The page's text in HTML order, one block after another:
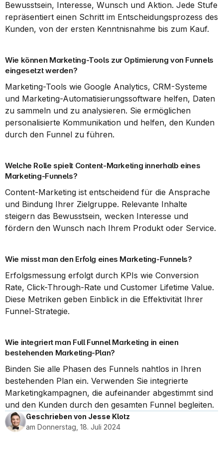
Bewusstsein, Interesse, Wunsch und Aktion. Jede Stufe
repräsentiert einen Schritt im Entscheidungsprozess des
Kunden, von der ersten Kenntnisnahme bis zum Kauf.
Wie können Marketing-Tools zur Optimierung von Funnels
eingesetzt werden?
Marketing-Tools wie Google Analytics, CRM-Systeme
und Marketing-Automatisierungssoftware helfen, Daten
zu sammeln und zu analysieren. Sie ermöglichen
personalisierte Kommunikation und helfen, den Kunden
durch den Funnel zu führen.
Welche Rolle spielt Content-Marketing innerhalb eines
Marketing-Funnels?
Content-Marketing ist entscheidend für die Ansprache
und Bindung Ihrer Zielgruppe. Relevante Inhalte
steigern das Bewusstsein, wecken Interesse und
fördern den Wunsch nach Ihrem Produkt oder Service.
Wie misst man den Erfolg eines Marketing-Funnels?
Erfolgsmessung erfolgt durch KPIs wie Conversion
Rate, Click-Through-Rate und Customer Lifetime Value.
Diese Metriken geben Einblick in die Effektivität Ihrer
Funnel-Strategie.
Wie integriert man Full Funnel Marketing in einen
bestehenden Marketing-Plan?
Binden Sie alle Phasen des Funnels nahtlos in Ihren
bestehenden Plan ein. Verwenden Sie integrierte
Marketingkampagnen, die aufeinander abgestimmt sind
und den Kunden durch den gesamten Funnel begleiten.
Geschrieben von Jesse Klotz
am Donnerstag, 18. Juli 2024